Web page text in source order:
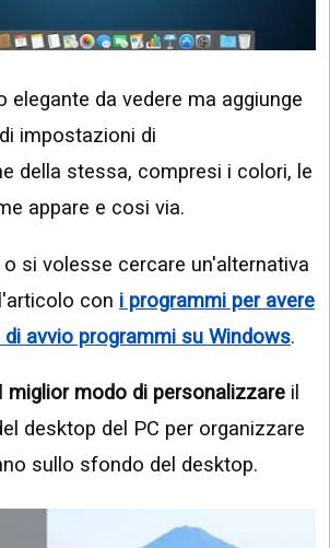
elegante da vedere ma aggiunge
impostazioni di
della stessa, compresi i colori, le
appare e cosi via.
si volesse cercare un'alternativa
con i programmi per avere
di avvio programmi su Windows.
miglior modo di personalizzare il
desktop del PC per organizzare
sullo sfondo del desktop.